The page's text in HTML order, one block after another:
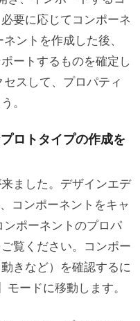
要に応じてコンポーネ
ントを作成した後、
ートするものを確定し
スして、プロパティ
。
ロトタイプの作成を
ました。デザインエデ
コンポーネントをキャ
ポーネントのプロパ
覧ください。コンポー
きなど）を確認するに
ードに移動します。